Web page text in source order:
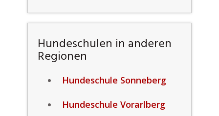
Hundeschulen in anderen
Regionen
Hundeschule Sonneberg
Hundeschule Vorarlberg